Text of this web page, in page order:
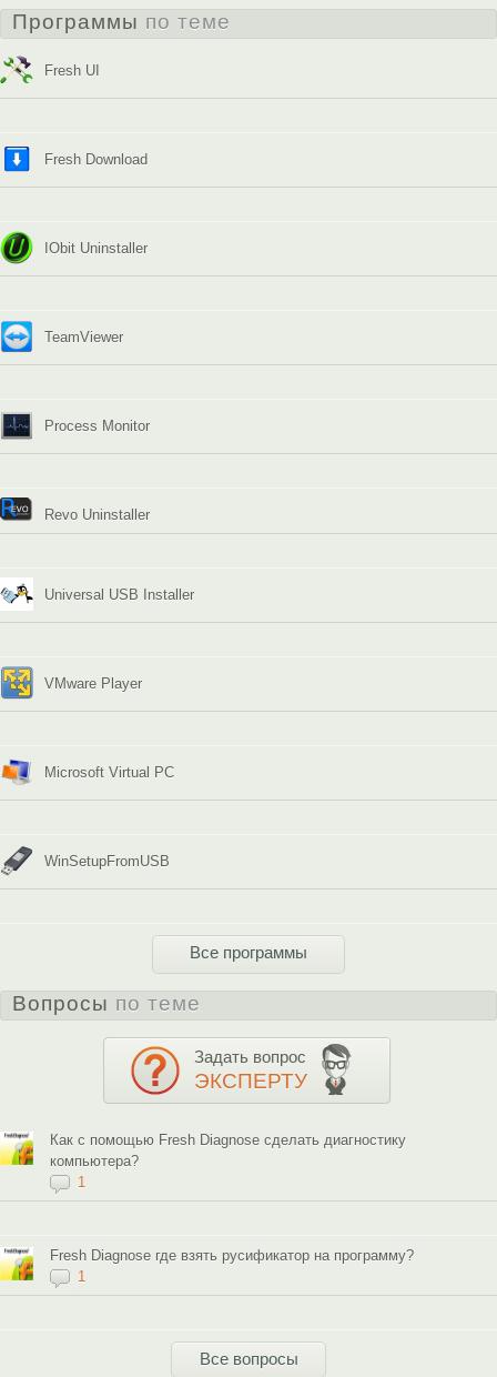
Программы по теме
Fresh UI
Fresh Download
IObit Uninstaller
TeamViewer
Process Monitor
Revo Uninstaller
Universal USB Installer
VMware Player
Microsoft Virtual PC
WinSetupFromUSB
Все программы
Вопросы по теме
Задать вопрос
ЭКСПЕРТУ
Как с помощью Fresh Diagnose сделать диагностику
компьютера?
1
Fresh Diagnose где взять русификатор на программу?
1
Все вопросы